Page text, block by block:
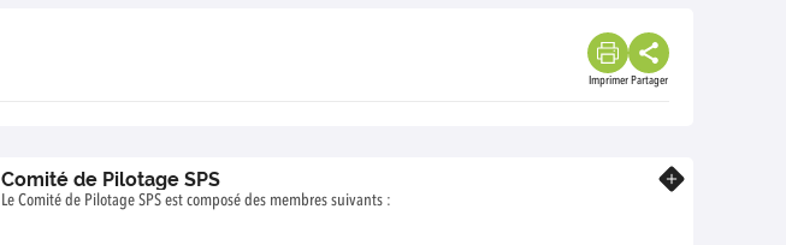
Imprimer Partager
Comité de Pilotage SPS
Le Comité de Pilotage SPS est composé des membres suivants :